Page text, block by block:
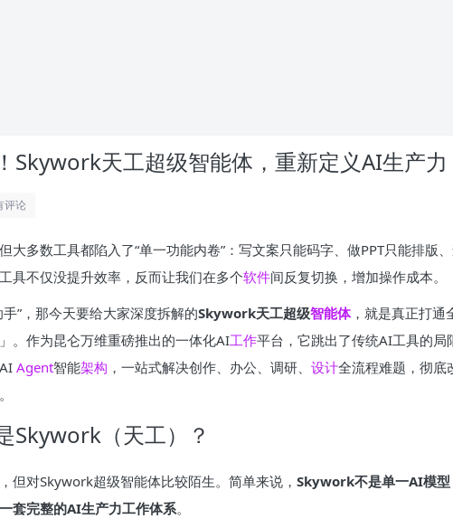
Skywork天工超级智能体，重新定义AI生产力
评论
大多数工具都陷入了“单一功能内卷”：写文案只能码字、做PPT只能排版
具不仅没提升效率，反而让我们在多个软件间反复切换，增加操作成本。
”，那今天要给大家深度拆解的Skywork天工超级智能体，就是真正打通
。作为昆仑万维重磅推出的一体化AI工作平台，它跳出了传统AI工具的局
Agent智能架构 ，一站式解决创作、办公、调研、 设计全流程难题，彻底
Skywork（天工）？
但对Skywork超级智能体比较陌生。简单来说， Skywork不是单一AI模型
套完整的AI生产力工作体系。